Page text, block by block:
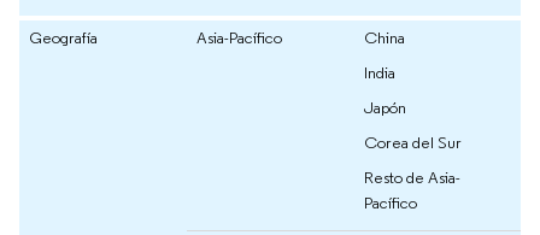
Geografía Asia-Pacífico
China
India
Japón
Corea del Sur
Resto de Asia-
Pacífico